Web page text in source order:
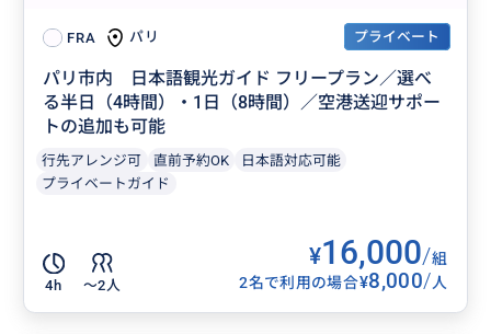
FRA パリ プライベート
パリ市内 日本語観光ガイド フリープラン／選べ
る半日（4時間）・1日（8時間）／空港送迎サポー
トの追加も可能
行先アレンジ可 直前予約OK
日本語対応可能
プライベートガイド
4h 〜2人
¥16,000/組
2名で利用の場合¥8,000/人